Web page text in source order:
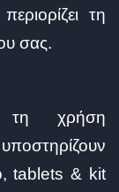
τη
σας.
χρήση
tablets & kit